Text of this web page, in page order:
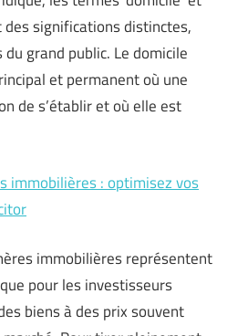
des significations distinctes,
grand public. Le domicile
et permanent où une
de s’établir et où elle est
immobilières : optimisez vos
immobilières représentent
pour les investisseurs
biens à des prix souvent